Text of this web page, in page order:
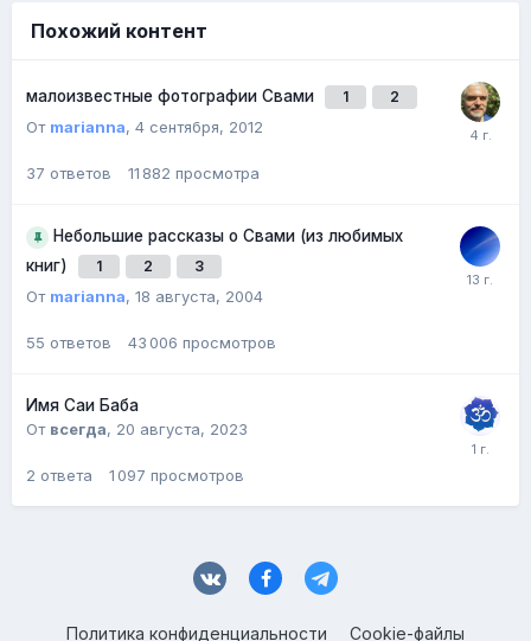
Похожий контент
малоизвестные фотографии Свами 1 2
От marianna, 4 сентября, 2012
37 ответов 11 882 просмотра
Небольшие рассказы о Свами (из любимых
книг)
1 2 3
От marianna, 18 августа, 2004
55 ответов 43 006 просмотров
Имя Саи Баба
От всегда, 20 августа, 2023
2 ответа 1 097 просмотров
Политика конфиденциальности Cookie-файлы